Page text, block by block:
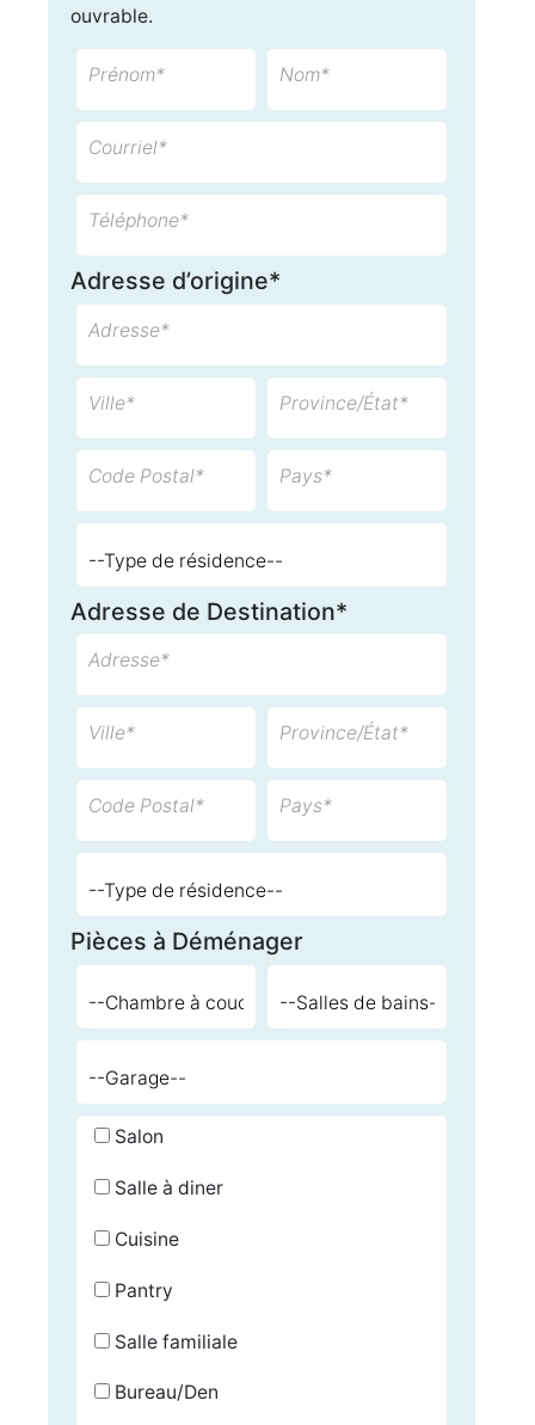
ouvrable.
Prénom* Nom*
Courriel*
Téléphone*
Adresse d’origine*
Adresse*
Ville* Province/État*
Code Postal* Pays*
Adresse de Destination*
Adresse*
Ville* Province/État*
Code Postal* Pays*
Pièces à Déménager
Salon
Salle à diner
Cuisine
Pantry
Salle familiale
Bureau/Den